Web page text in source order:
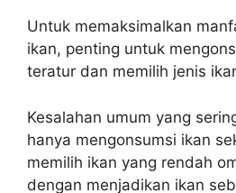
Untuk memaksimalkan
ikan, penting untuk
teratur dan memilih jenis
Kesalahan umum yang
hanya mengonsumsi ikan
memilih ikan yang rendah
dengan menjadikan ikan